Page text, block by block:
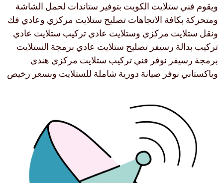
ويقوم فني ستلايت الكويت بتوفير ستاندات لحمل الشاشة
ومتحركة بكافة الاتجاهات تصليح ستلايت مركزي وعادي فك
ونقل ستلايت مركزي وستلايت عادي تركيب ستلايت عادي
تركيب بدالة رسيفر تصليح ستلايت عادي برمجة الستلايت
برمجة رسيفر نوفر فني تركيب ستلايت مركزي هندي
وباكستاني نوفر صيانة دورية شاملة للستلايت وبسعر رخيص